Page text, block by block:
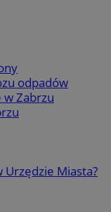
odpadów
w Zabrzu
Urzędzie Miasta?